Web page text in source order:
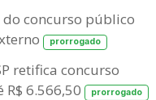
do concurso público
prorrogado
retifica concurso
6.566,50
prorrogado